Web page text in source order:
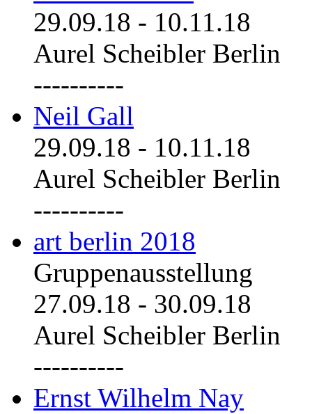
29.09.18 - 10.11.18
Aurel Scheibler Berlin
----------
Neil Gall
29.09.18 - 10.11.18
Aurel Scheibler Berlin
----------
art berlin 2018
Gruppenausstellung
27.09.18 - 30.09.18
Aurel Scheibler Berlin
----------
Ernst Wilhelm Nay